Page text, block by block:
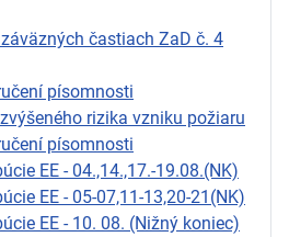
častiach ZaD č. 4
písomnosti
rizika vzniku požiaru
písomnosti
EE - 04.,14.,17.-19.08.(NK)
EE - 05-07,11-13,20-21(NK)
EE - 10. 08. (Nižný koniec)